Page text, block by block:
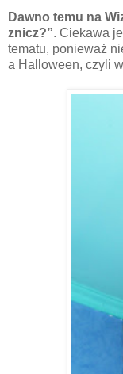
Dawno temu na
znicz?”. Ciekawa
tematu, ponieważ
a Halloween, czyli